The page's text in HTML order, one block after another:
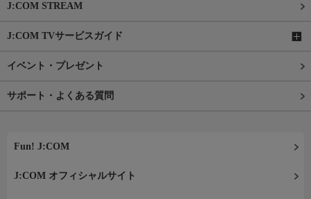
J:COM STREAM
J:COM TVサービスガイド
イベント・プレゼント
サポート・よくある質問
Fun! J:COM
J:COM オフィシャルサイト